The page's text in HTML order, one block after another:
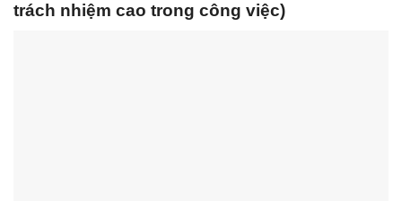
trách nhiệm cao trong công việc)